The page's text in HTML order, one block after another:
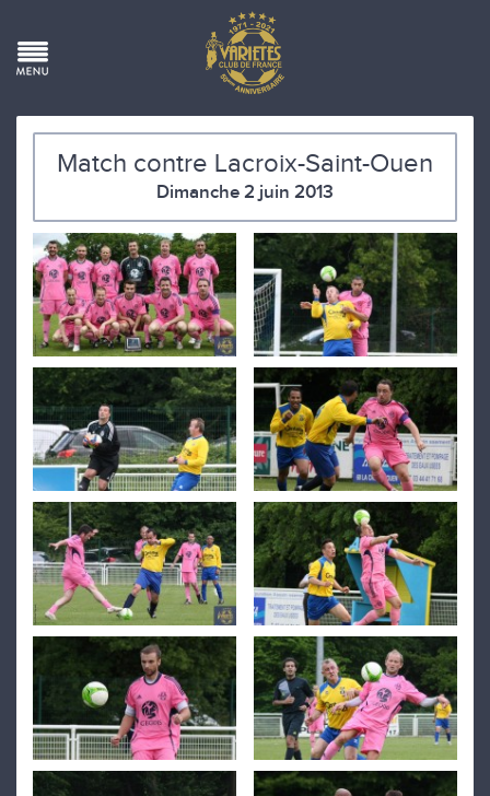
Match contre Lacroix-Saint-Ouen
Dimanche 2 juin 2013